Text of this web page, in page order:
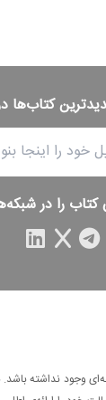
کتاب‌ها
کتاب را در
وجود نداشته باشد.